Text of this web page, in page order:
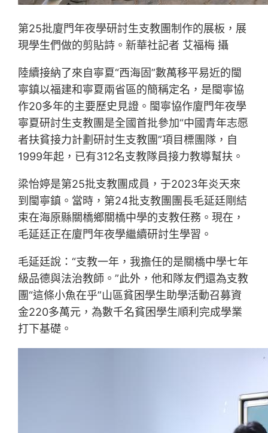
第25批廈門年夜學研討生支教團制作的展板，展
現學生們做的剪貼詩。新華社記者 艾福梅 攝
陸續接納了來自寧夏“西海固”數萬移平易近的閩
寧鎮以福建和寧夏兩省區的簡稱定名，是閩寧協
作20多年的主要歷史見證。閩寧協作廈門年夜學
寧夏研討生支教團是全國首批參加“中國青年志愿
者扶貧接力計劃研討生支教團”項目標團隊，自
1999年起，已有312名支教隊員接力教導幫扶。
梁怡婷是第25批支教團成員，于2023年炎天來
到閩寧鎮。當時，第24批支教團團長毛延廷剛結
束在海原縣關橋鄉關橋中學的支教任務。現在，
毛延廷正在廈門年夜學繼續研討生學習。
毛延廷說：“支教一年，我擔任的是關橋中學七年
級品德與法治教師。”此外，他和隊友們還為支教
團“這條小魚在乎”山區貧困學生助學活動召募資
金220多萬元，為數千名貧困學生順利完成學業
打下基礎。